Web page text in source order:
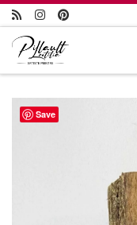
Passer au contenu
Save